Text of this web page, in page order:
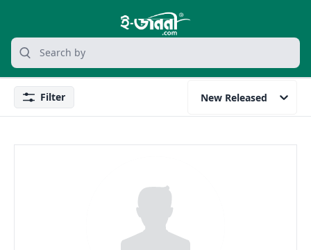
grocery search at header
Search
FilterFilter New Released